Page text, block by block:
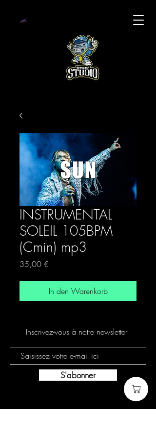
INSTRUMENTAL
SOLEIL 105BPM
(Cmin) mp3
35,00 €
In den Warenkorb
Inscrivez-vous à notre newsletter
S'abonner